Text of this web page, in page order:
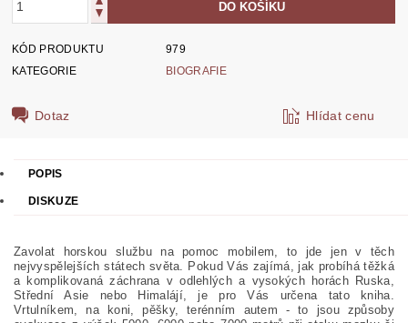
KÓD PRODUKTU
979
KATEGORIE
BIOGRAFIE
Dotaz Hlídat cenu
POPIS
DISKUZE
Zavolat horskou službu na pomoc mobilem, to jde jen v těch
nejvyspělejších státech světa. Pokud Vás zajímá, jak probíhá těžká
a komplikovaná záchrana v odlehlých a vysokých horách Ruska,
Střední Asie nebo Himalájí, je pro Vás určena tato kniha.
Vrtulníkem, na koni, pěšky, terénním autem - to jsou způsoby